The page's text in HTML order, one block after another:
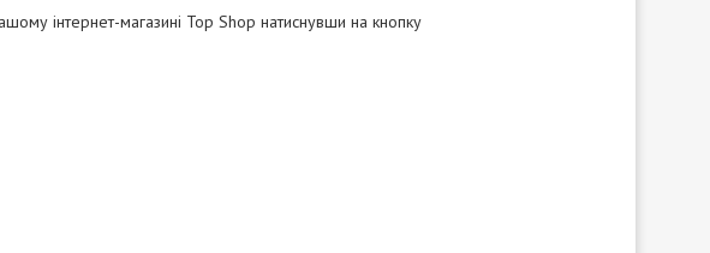
інтернет-магазині Top Shop натиснувши на кнопку